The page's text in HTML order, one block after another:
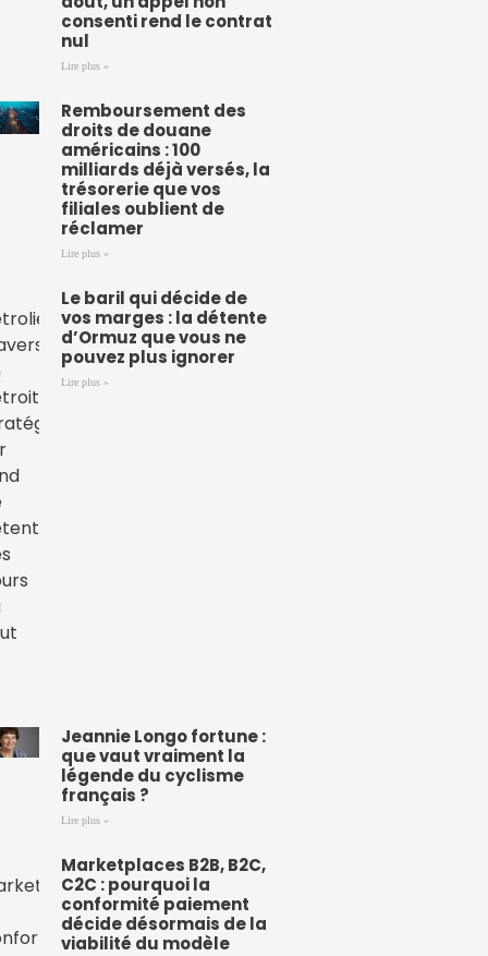
consenti rend le contrat
nul
Lire plus »
Remboursement des
droits de douane
américains : 100
milliards déjà versés, la
trésorerie que vos
filiales oublient de
réclamer
Lire plus »
Le baril qui décide de
vos marges : la détente
d’Ormuz que vous ne
pouvez plus ignorer
Lire plus »
Jeannie Longo fortune :
que vaut vraiment la
légende du cyclisme
français ?
Lire plus »
Marketplaces B2B, B2C,
C2C : pourquoi la
conformité paiement
décide désormais de la
viabilité du modèle